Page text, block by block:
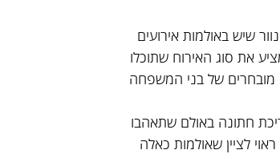
שיש באולמות אירועים
את סוג האירוח שתוכלו
מובחרים של בני המשפחה
חתונה באולם שתאהבו
לציין שאולמות כאלה